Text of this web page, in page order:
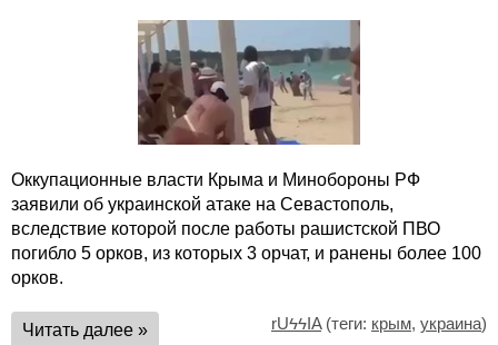
Оккупационные власти Крыма и Минобороны РФ
заявили об украинской атаке на Севастополь,
вследствие которой после работы рашистской ПВО
погибло 5 орков, из которых 3 орчат, и ранены более 100
орков.
Читать далее » rUϟϟIA(теги: крым, украина)